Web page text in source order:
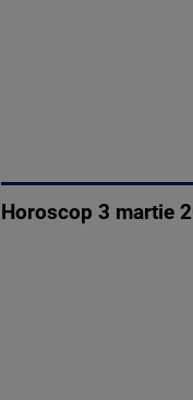
Horoscop 3 martie